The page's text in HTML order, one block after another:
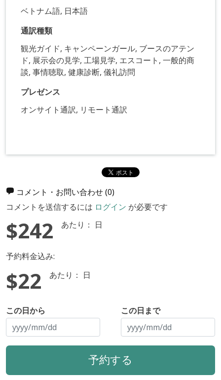
ベトナム語, 日本語
通訳種類
観光ガイド, キャンペーンガール, ブースのアテン
ド, 展示会の見学, 工場見学, エスコート, 一般的商
談, 事情聴取, 健康診断, 儀礼訪問
プレゼンス
オンサイト通訳, リモート通訳
コメント・お問い合わせ(0)
コメントを送信するには ログイン が必要です
$242 あたり： 日
予約料金込み:
$22 あたり： 日
この日から この日まで
予約する